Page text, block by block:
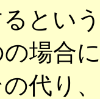
とい
場合
代り